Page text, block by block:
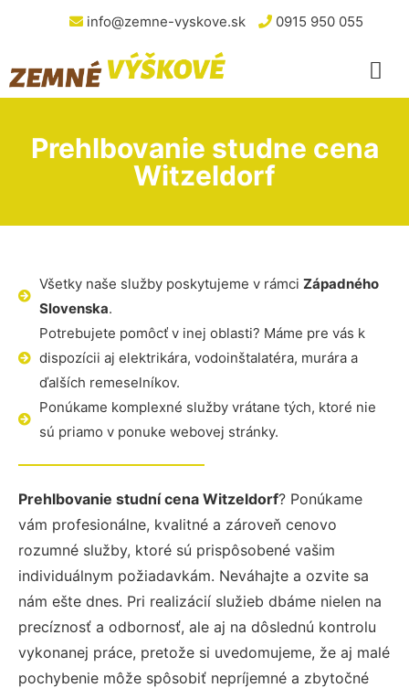
info@zemne-vyskove.sk 0915 950 055
Prehlbovanie studne cena
Witzeldorf
Všetky naše služby poskytujeme v rámci Západného
Slovenska.
Potrebujete pomôcť v inej oblasti? Máme pre vás k
dispozícii aj elektrikára, vodoinštalatéra, murára a
ďalších remeselníkov.
Ponúkame komplexné služby vrátane tých, ktoré nie
sú priamo v ponuke webovej stránky.
Prehlbovanie studní cena Witzeldorf? Ponúkame
vám profesionálne, kvalitné a zároveň cenovo
rozumné služby, ktoré sú prispôsobené vašim
individuálnym požiadavkám. Neváhajte a ozvite sa
nám ešte dnes. Pri realizácií služieb dbáme nielen na
precíznosť a odbornosť, ale aj na dôslednú kontrolu
vykonanej práce, pretože si uvedomujeme, že aj malé
pochybenie môže spôsobiť nepríjemné a zbytočné